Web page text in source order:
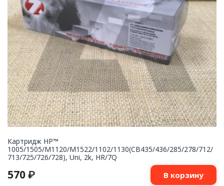
Картридж НР™
1005/1505/M1120/M1522/1102/1130(CB435/436/285/278/712/
713/725/726/728), Uni, 2k, HR/7Q
570 ₽ В корзину